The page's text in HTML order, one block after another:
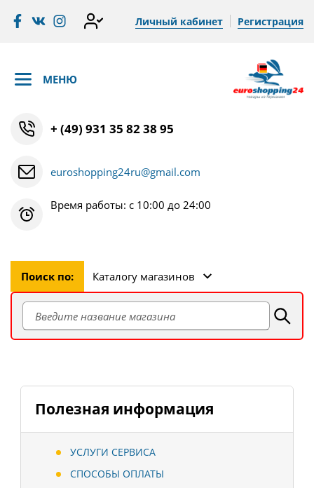
Личный кабинет Регистрация
МЕНЮ
+ (49) 931 35 82 38 95
euroshopping24ru@gmail.com
Время работы: с 10:00 до 24:00
Поиск по: Каталогу магазинов
Полезная информация
УСЛУГИ СЕРВИСА
СПОСОБЫ ОПЛАТЫ